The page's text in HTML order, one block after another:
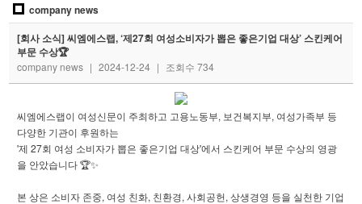
company news
[회사 소식] 씨엠에스랩, ‘제27회 여성소비자가 뽑은 좋은기업 대상’ 스킨케어
부문 수상🏆
company news | 2024-12-24 | 조회수 734
씨엠에스랩이 여성신문이 주최하고 고용노동부, 보건복지부, 여성가족부 등
다양한 기관이 후원하는
'제 27회 여성 소비자가 뽑은 좋은기업 대상'에서 스킨케어 부문 수상의 영광
을 안았습니다 🏆✨
본 상은 소비자 존중, 여성 친화, 친환경, 사회공헌, 상생경영 등을 실천한 기업